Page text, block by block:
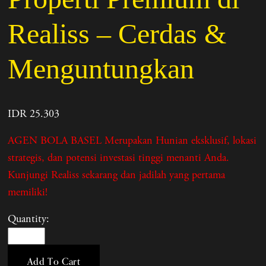
Realiss – Cerdas &
Menguntungkan
IDR 25.303
AGEN BOLA BASEL Merupakan Hunian eksklusif, lokasi
strategis, dan potensi investasi tinggi menanti Anda.
Kunjungi Realiss sekarang dan jadilah yang pertama
memiliki!
Quantity:
Add To Cart